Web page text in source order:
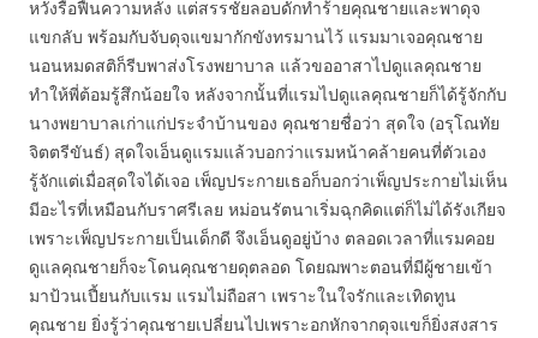
หวังรื้อฟื้นความหลัง แต่สรรชัยลอบดักทำร้ายคุณชายและพาดุจ
แขกลับ พร้อมกับจับดุจแขมากักขังทรมานไว้ แรมมาเจอคุณชาย
นอนหมดสติก็รีบพาส่งโรงพยาบาล แล้วขออาสาไปดูแลคุณชาย
ทำให้พี่ต้อมรู้สึกน้อยใจ หลังจากนั้นที่แรมไปดูแลคุณชายก็ได้รู้จักกับ
นางพยาบาลเก่าแก่ประจำบ้านของ คุณชายชื่อว่า สุดใจ (อรุโณทัย
จิตตรีขันธ์) สุดใจเอ็นดูแรมแล้วบอกว่าแรมหน้าคล้ายคนที่ตัวเอง
รู้จักแต่เมื่อสุดใจได้เจอ เพ็ญประกายเธอก็บอกว่าเพ็ญประกายไม่เห็น
มีอะไรที่เหมือนกับราศรีเลย หม่อนรัตนาเริ่มฉุกคิดแต่ก็ไม่ได้รังเกียจ
เพราะเพ็ญประกายเป็นเด็กดี จึงเอ็นดูอยู่บ้าง ตลอดเวลาที่แรมคอย
ดูแลคุณชายก็จะโดนคุณชายดุตลอด โดยฌพาะตอนที่มีผู้ชายเข้า
มาป้วนเปี้ยนกับแรม แรมไม่ถือสา เพราะในใจรักและเทิดทูน
คุณชาย ยิ่งรู้ว่าคุณชายเปลี่ยนไปเพราะอกหักจากดุจแขก็ยิ่งสงสาร